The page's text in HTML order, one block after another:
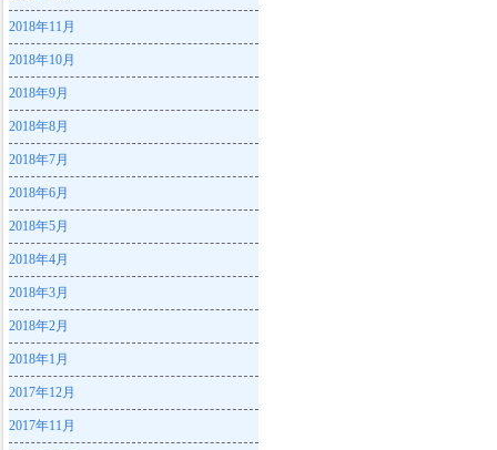
2018年11月
2018年10月
2018年9月
2018年8月
2018年7月
2018年6月
2018年5月
2018年4月
2018年3月
2018年2月
2018年1月
2017年12月
2017年11月